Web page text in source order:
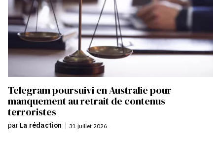
Telegram poursuivi en Australie pour
manquement au retrait de contenus
terroristes
par La rédaction 31 juillet 2026